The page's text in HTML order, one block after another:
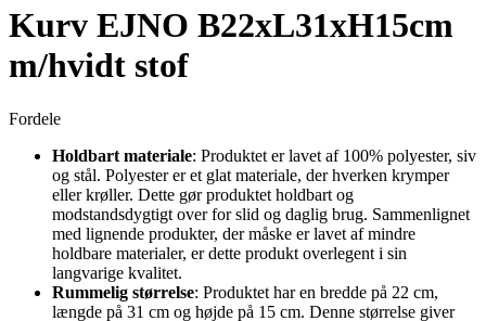
Kurv EJNO B22xL31xH15cm
m/hvidt stof
Fordele
Holdbart materiale: Produktet er lavet af 100% polyester, siv
og stål. Polyester er et glat materiale, der hverken krymper
eller krøller. Dette gør produktet holdbart og
modstandsdygtigt over for slid og daglig brug. Sammenlignet
med lignende produkter, der måske er lavet af mindre
holdbare materialer, er dette produkt overlegent i sin
langvarige kvalitet.
Rummelig størrelse: Produktet har en bredde på 22 cm,
længde på 31 cm og højde på 15 cm. Denne størrelse giver